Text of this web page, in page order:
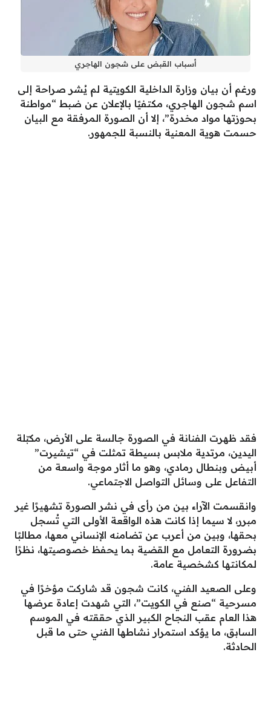
أسباب القبض على شجون الهاجري
ورغم أن بيان وزارة الداخلية الكويتية لم يُشر صراحة إلى
اسم شجون الهاجري، مكتفيًا بالإعلان عن ضبط “مواطنة
بحوزتها مواد مخدرة”، إلا أن الصورة المرفقة مع البيان
حسمت هوية المعنية بالنسبة للجمهور.
فقد ظهرت الفنانة في الصورة جالسة على الأرض، مكبّلة
اليدين، مرتدية ملابس بسيطة تمثلت في “تيشيرت”
أبيض وبنطال رمادي، وهو ما أثار موجة واسعة من
التفاعل على وسائل التواصل الاجتماعي.
وانقسمت الآراء بين من رأى في نشر الصورة تشهيرًا غير
مبرر، لا سيما إذا كانت هذه الواقعة الأولى التي تُسجل
بحقها، وبين من أعرب عن تضامنه الإنساني معها، مطالبًا
بضرورة التعامل مع القضية بما يحفظ خصوصيتها، نظرًا
لمكانتها كشخصية عامة.
وعلى الصعيد الفني، كانت شجون قد شاركت مؤخرًا في
مسرحية “صنع في الكويت”، التي شهدت إعادة عرضها
هذا العام عقب النجاح الكبير الذي حققته في الموسم
السابق، ما يؤكد استمرار نشاطها الفني حتى ما قبل
الحادثة.